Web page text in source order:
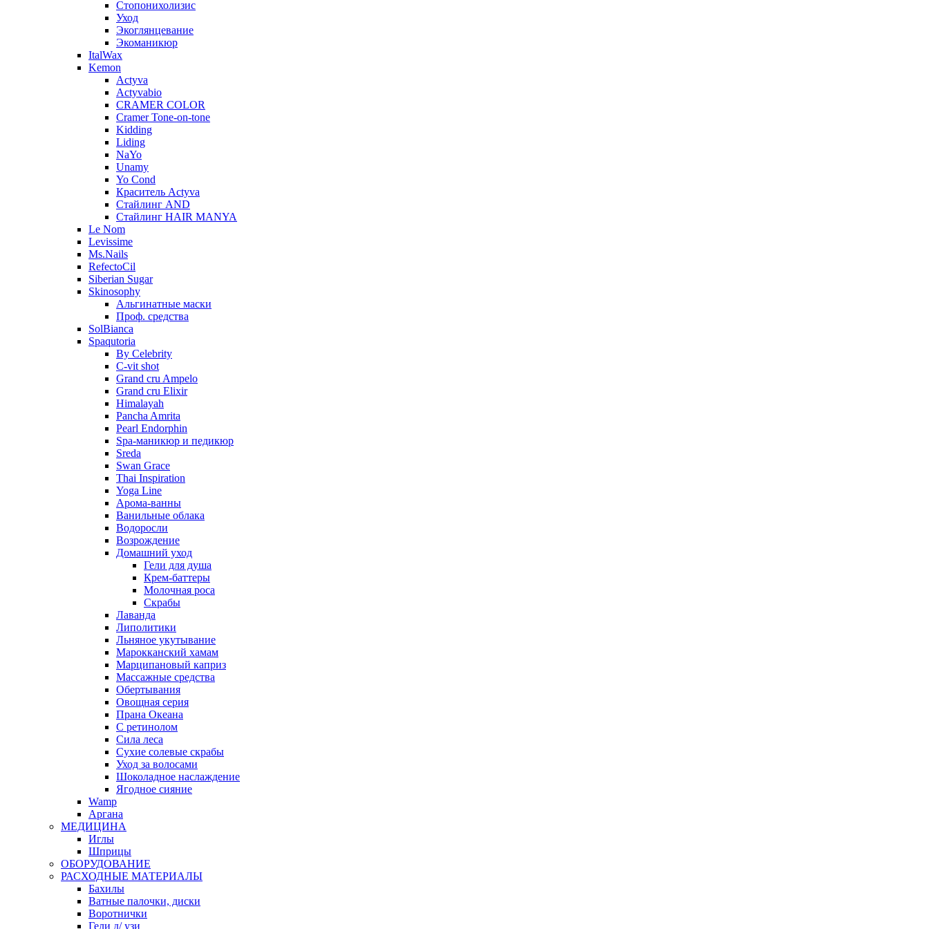
Стопонихолизис
Уход
Экоглянцевание
Экоманикюр
ItalWax
Kemon
Actyva
Actyvabio
CRAMER COLOR
Cramer Tone-on-tone
Kidding
Liding
NaYo
Unamy
Yo Cond
Краситель Actyva
Стайлинг AND
Стайлинг HAIR MANYA
Le Nom
Levissime
Ms.Nails
RefectoCil
Siberian Sugar
Skinosophy
Альгинатные маски
Проф. средства
SolBianca
Spaqutoria
By Celebrity
C-vit shot
Grand cru Ampelo
Grand сru Elixir
Himalayah
Pancha Amrita
Pearl Endorphin
Spa-маникюр и педикюр
Sreda
Swan Grace
Thai Inspiration
Yoga Line
Арома-ванны
Ванильные облака
Водоросли
Возрождение
Домашний уход
Гели для душа
Крем-баттеры
Молочная роса
Скрабы
Лаванда
Липолитики
Льняное укутывание
Марокканский хамам
Марципановый каприз
Массажные средства
Обертывания
Овощная серия
Прана Океана
С ретинолом
Сила леса
Сухие солевые скрабы
Уход за волосами
Шоколадное наслаждение
Ягодное сияние
Wamp
Аргана
МЕДИЦИНА
Иглы
Шприцы
ОБОРУДОВАНИЕ
РАСХОДНЫЕ МАТЕРИАЛЫ
Бахилы
Ватные палочки, диски
Воротнички
Гели д/ узи